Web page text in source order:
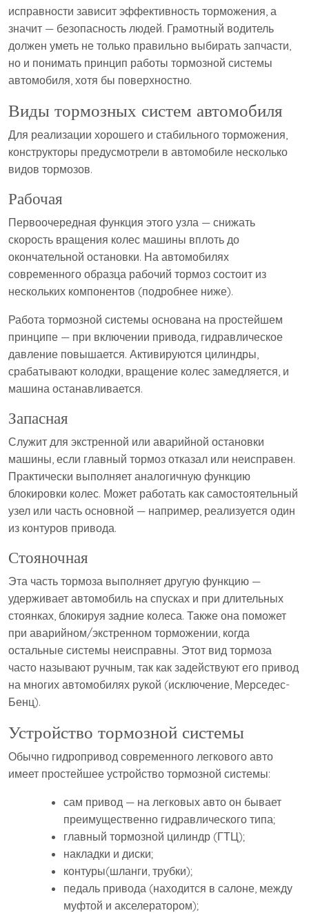
исправности зависит эффективность торможения, а
значит — безопасность людей. Грамотный водитель
должен уметь не только правильно выбирать запчасти,
но и понимать принцип работы тормозной системы
автомобиля, хотя бы поверхностно.
Виды тормозных систем автомобиля
Для реализации хорошего и стабильного торможения,
конструкторы предусмотрели в автомобиле несколько
видов тормозов.
Рабочая
Первоочередная функция этого узла — снижать
скорость вращения колес машины вплоть до
окончательной остановки. На автомобилях
современного образца рабочий тормоз состоит из
нескольких компонентов (подробнее ниже).
Работа тормозной системы основана на простейшем
принципе — при включении привода, гидравлическое
давление повышается. Активируются цилиндры,
срабатывают колодки, вращение колес замедляется, и
машина останавливается.
Запасная
Служит для экстренной или аварийной остановки
машины, если главный тормоз отказал или неисправен.
Практически выполняет аналогичную функцию
блокировки колес. Может работать как самостоятельный
узел или часть основной — например, реализуется один
из контуров привода.
Стояночная
Эта часть тормоза выполняет другую функцию —
удерживает автомобиль на спусках и при длительных
стоянках, блокируя задние колеса. Также она поможет
при аварийном/экстренном торможении, когда
остальные системы неисправны. Этот вид тормоза
часто называют ручным, так как задействуют его привод
на многих автомобилях рукой (исключение, Мерседес-
Бенц).
Устройство тормозной системы
Обычно гидропривод современного легкового авто
имеет простейшее устройство тормозной системы:
сам привод — на легковых авто он бывает
преимущественно гидравлического типа;
главный тормозной цилиндр (ГТЦ);
накладки и диски;
контуры(шланги, трубки);
педаль привода (находится в салоне, между
муфтой и акселератором);